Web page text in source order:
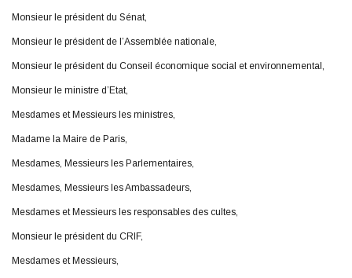
Monsieur le président du Sénat,
Monsieur le président de l’Assemblée nationale,
Monsieur le président du Conseil économique social et environnemental,
Monsieur le ministre d’Etat,
Mesdames et Messieurs les ministres,
Madame la Maire de Paris,
Mesdames, Messieurs les Parlementaires,
Mesdames, Messieurs les Ambassadeurs,
Mesdames et Messieurs les responsables des cultes,
Monsieur le président du CRIF,
Mesdames et Messieurs,